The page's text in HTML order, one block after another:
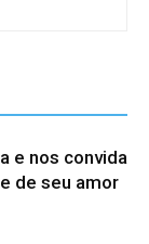
e nos convida
de seu amor